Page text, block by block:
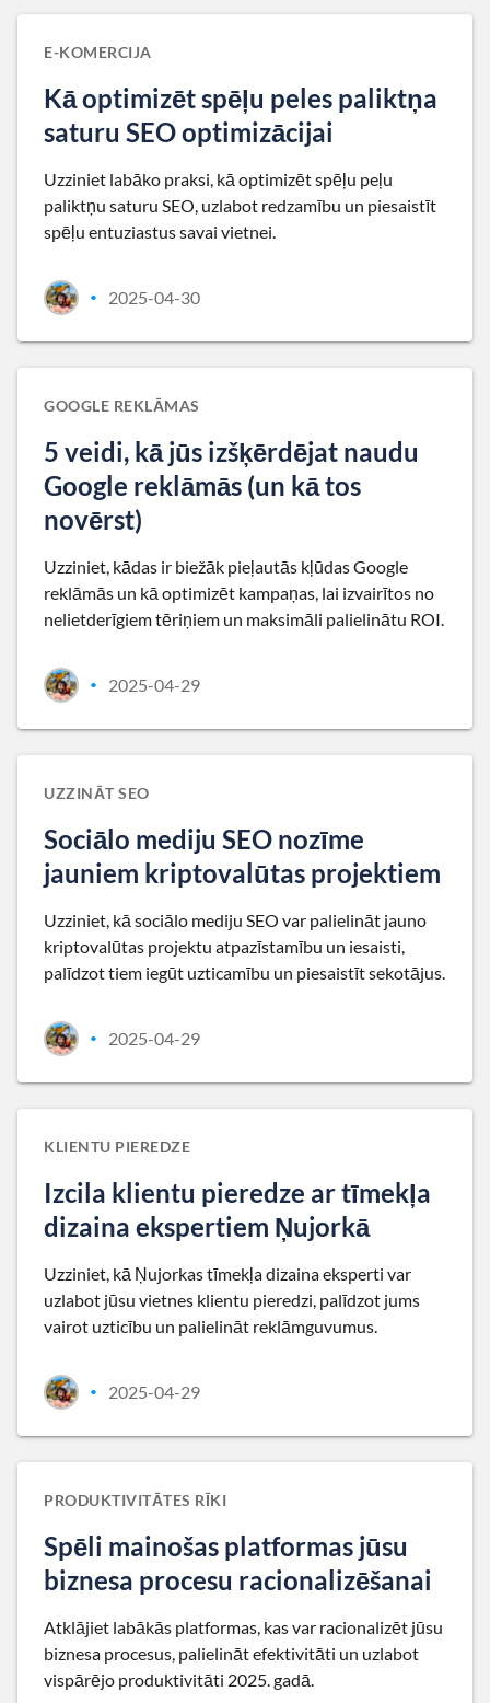
E-KOMERCIJA
Kā optimizēt spēļu peles paliktņa
saturu SEO optimizācijai
Uzziniet labāko praksi, kā optimizēt spēļu peļu
paliktņu saturu SEO, uzlabot redzamību un piesaistīt
spēļu entuziastus savai vietnei.
• 2025-04-30
GOOGLE REKLĀMAS
5 veidi, kā jūs izšķērdējat naudu
Google reklāmās (un kā tos
novērst)
Uzziniet, kādas ir biežāk pieļautās kļūdas Google
reklāmās un kā optimizēt kampaņas, lai izvairītos no
nelietderīgiem tēriņiem un maksimāli palielinātu ROI.
• 2025-04-29
UZZINĀT SEO
Sociālo mediju SEO nozīme
jauniem kriptovalūtas projektiem
Uzziniet, kā sociālo mediju SEO var palielināt jauno
kriptovalūtas projektu atpazīstamību un iesaisti,
palīdzot tiem iegūt uzticamību un piesaistīt sekotājus.
• 2025-04-29
KLIENTU PIEREDZE
Izcila klientu pieredze ar tīmekļa
dizaina ekspertiem Ņujorkā
Uzziniet, kā Ņujorkas tīmekļa dizaina eksperti var
uzlabot jūsu vietnes klientu pieredzi, palīdzot jums
vairot uzticību un palielināt reklāmguvumus.
• 2025-04-29
PRODUKTIVITĀTES RĪKI
Spēli mainošas platformas jūsu
biznesa procesu racionalizēšanai
Atklājiet labākās platformas, kas var racionalizēt jūsu
biznesa procesus, palielināt efektivitāti un uzlabot
vispārējo produktivitāti 2025. gadā.